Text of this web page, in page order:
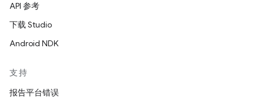
API 参考
下载 Studio
Android NDK
支持
报告平台错误